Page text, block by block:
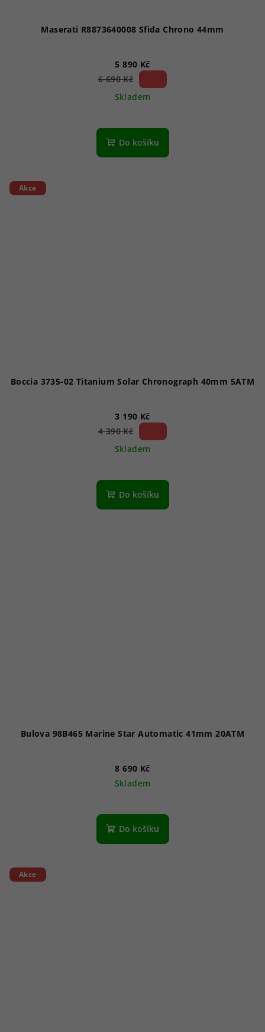
Maserati R8873640008 Sfida Chrono 44mm
5 890 Kč
6 690 Kč
Skladem
Do košíku
Akce
Boccia 3735-02 Titanium Solar Chronograph 40mm 5ATM
3 190 Kč
4 390 Kč
Skladem
Do košíku
Bulova 98B465 Marine Star Automatic 41mm 20ATM
8 690 Kč
Skladem
Do košíku
Akce